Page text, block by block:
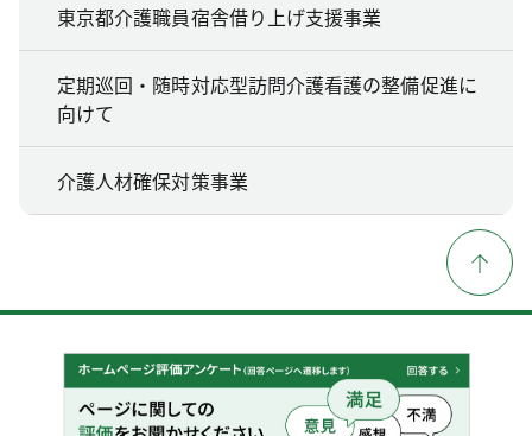
東京都介護職員宿舎借り上げ支援事業
定期巡回・随時対応型訪問介護看護の整備促進に
向けて
介護人材確保対策事業